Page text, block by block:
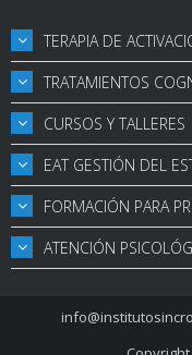
TERAPIA DE
TRATAMIENTOS
CURSOS Y TALLERES
EAT GESTIÓN DEL
FORMACIÓN PARA
ATENCIÓN